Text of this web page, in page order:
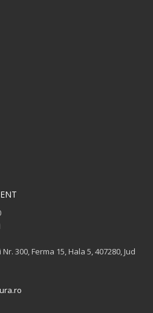
300, Ferma 15, Hala 5, 407280, Jud